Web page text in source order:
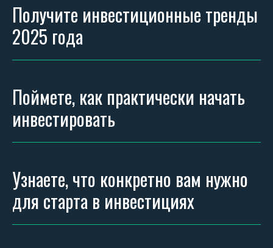
Получите инвестиционные тренды
2025 года
Поймете, как практически начать
инвестировать
Узнаете, что конкретно вам нужно
для старта в инвестициях